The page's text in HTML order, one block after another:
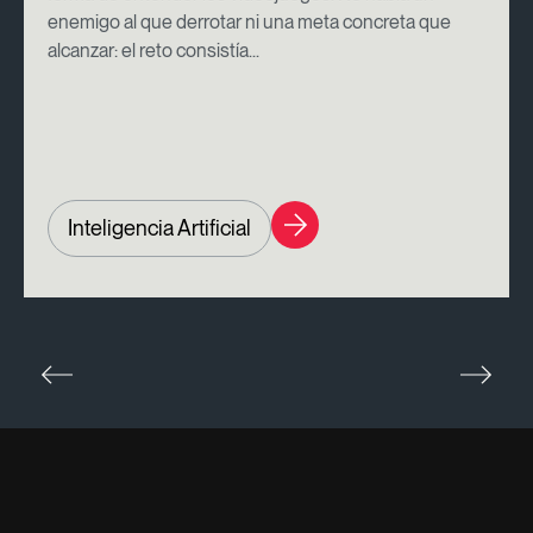
enemigo al que derrotar ni una meta concreta que
alcanzar: el reto consistía...
Inteligencia Artificial